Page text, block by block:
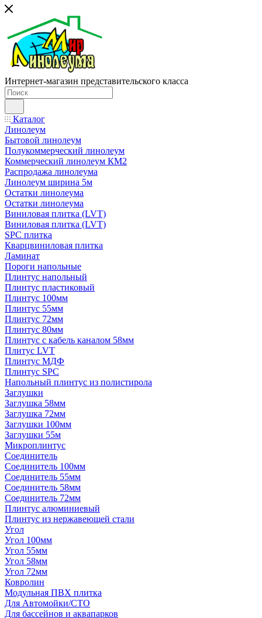
Интернет-магазин представительского класса
Каталог
Линолеум
Бытовой линолеум
Полукоммерческий линолеум
Коммерческий линолеум КМ2
Распродажа линолеума
Линолеум ширина 5м
Остатки линолеума
Остатки линолеума
Виниловая плитка (LVT)
Виниловая плитка (LVT)
SPC плитка
Кварцвиниловая плитка
Ламинат
Пороги напольные
Плинтус напольный
Плинтус пластиковый
Плинтус 100мм
Плинтус 55мм
Плинтус 72мм
Плинтус 80мм
Плинтус с кабель каналом 58мм
Плитус LVT
Плинтус МДФ
Плинтус SPC
Напольный плинтус из полистирола
Заглушки
Заглушка 58мм
Заглушка 72мм
Заглушки 100мм
Заглушки 55м
Микроплинтус
Соединитель
Соединитель 100мм
Соединитель 55мм
Соединитель 58мм
Соединитель 72мм
Плинтус алюминиевый
Плинтус из нержавеющей стали
Угол
Угол 100мм
Угол 55мм
Угол 58мм
Угол 72мм
Ковролин
Модульная ПВХ плитка
Для Автомойки/СТО
Для бассейнов и аквапарков